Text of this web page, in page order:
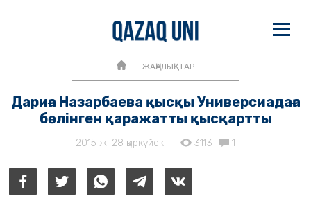
ЖАҢАЛЫҚТАР
Дариға Назарбаева қысқы Универсиадаға
бөлінген қаражатты қысқартты
2015 ж. 28 қыркүйек 3113 1